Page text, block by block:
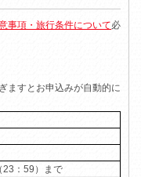
事項・旅行条件について必
ますとお申込みが自動的に
23：59）まで